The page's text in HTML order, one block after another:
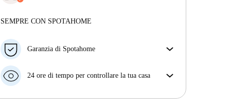
un'esperienza di affitto senza problemi.
Maggiori informazioni su questo locatore
SEMPRE CON SPOTAHOME
Garanzia di Spotahome
con breve preavviso, noi A) ti pagheremo un hotel e
B) ti rimborseremo totalmente
24 ore di tempo per controllare la tua casa